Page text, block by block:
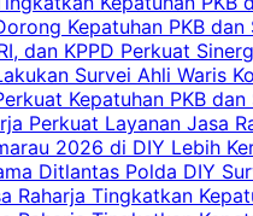
Kepatuhan PKB
dan KPPD Perkuat
Survei Ahli Waris
Kepatuhan PKB
Perkuat Layanan Jasa
2026 di DIY Lebih
Ditlantas Polda DIY
Raharja Tingkatkan